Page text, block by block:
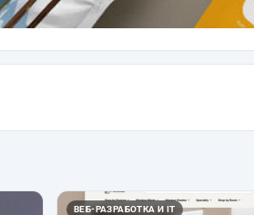
ВЕБ-РАЗРАБОТКА И IT